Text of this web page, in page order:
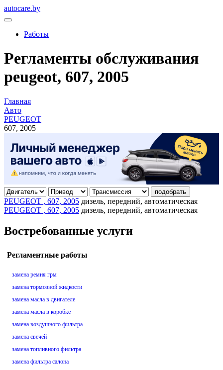
autocare.by
Работы
Регламенты обслуживания
peugeot, 607, 2005
Главная
Авто
PEUGEOT
607, 2005
подобрать
PEUGEOT , 607, 2005 дизель, передний, автоматическая
PEUGEOT , 607, 2005 дизель, передний, автоматическая
Востребованные услуги
Регламентные работы
замена ремня грм
замена тормозной жидкости
замена масла в двигателе
замена масла в коробке
замена воздушного фильтра
замена свечей
замена топливного фильтра
замена фильтра салона